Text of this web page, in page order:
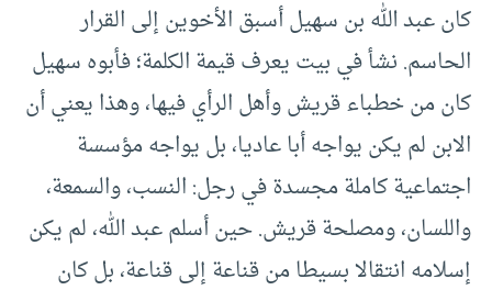
كان عبد الله بن سهيل أسبق الأخوين إلى القرار
الحاسم. نشأ في بيت يعرف قيمة الكلمة؛ فأبوه سهيل
كان من خطباء قريش وأهل الرأي فيها، وهذا يعني أن
الابن لم يكن يواجه أبا عاديا، بل يواجه مؤسسة
اجتماعية كاملة مجسدة في رجل: النسب، والسمعة،
واللسان، ومصلحة قريش. حين أسلم عبد الله، لم يكن
إسلامه انتقالا بسيطا من قناعة إلى قناعة، بل كان